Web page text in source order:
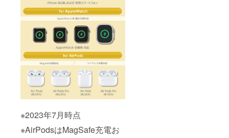
※2023年7月時点
※AirPodsはMagSafe充電お